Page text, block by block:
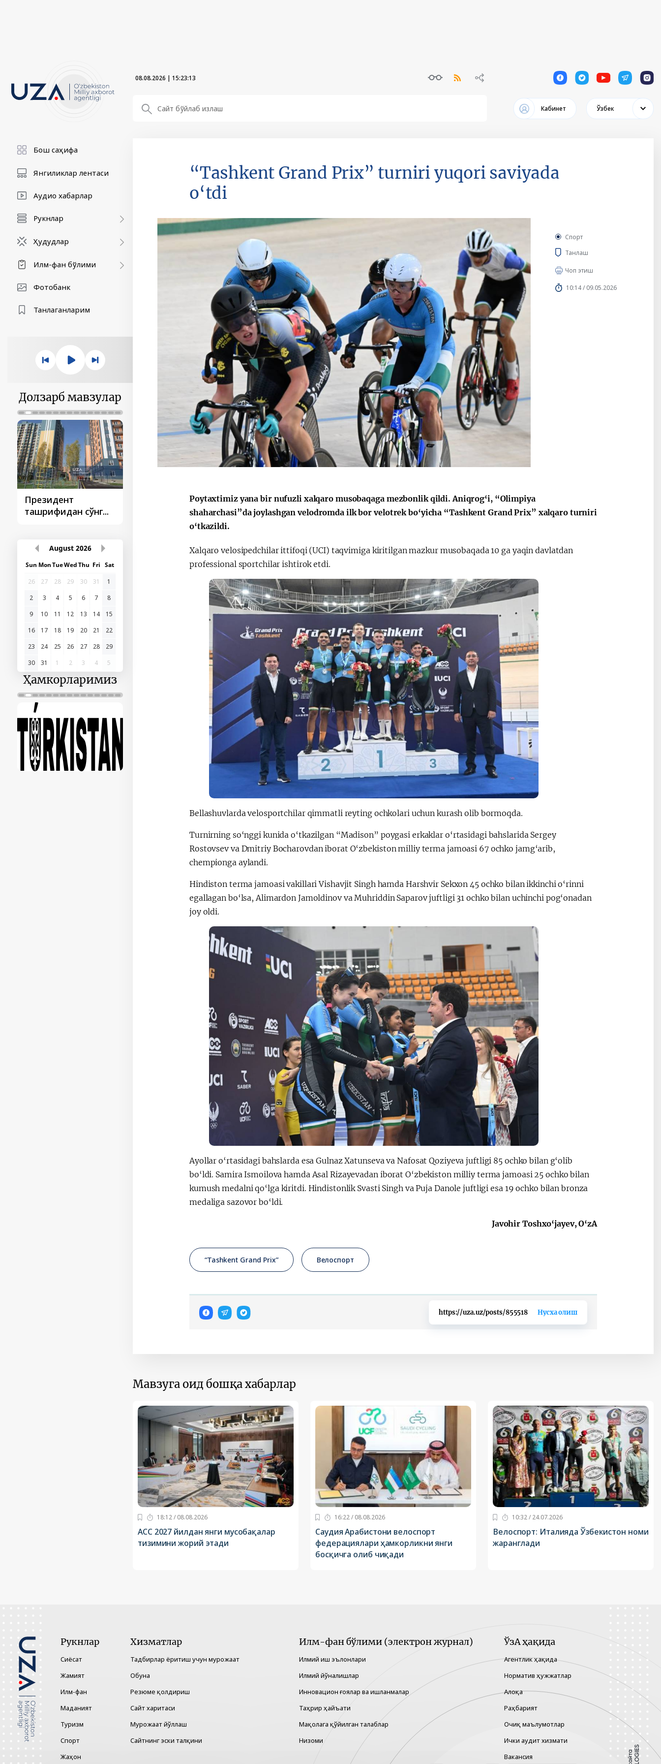
08.08.2026 | 15:23:15 1 1 1 1 1
Кабинет Ўзбек
Бош саҳифа
Янгиликлар лентаси
Аудио хабарлар
Рукнлар
Ҳудудлар
Илм-фан бўлими
Фотобанк
Танлаганларим
Долзарб мавзулар
Президент
ташрифидан сўнг...
ташрифлари
Қарор ва ижро
“Ўзбекистон – 2030”
стратегияси
Президент Шавкат
Мирзиёев
видеоселектор
йиғилишлари
August 2026
Sun MonTueWedThu Fri Sat
26
27 28 29 30 31
1
2
3 4 5 6 7
8
9
10 11 12 13 14
15
16
17 18 19 20 21
22
23
24 25 26 27 28
29
30
31 1 2 3 4 5
Ҳамкорларимиз
“Tashkent Grand Prix” turniri yuqori saviyada
o‘tdi
Спорт
Танлаш
Чоп этиш
10:14 / 09.05.2026
Poytaxtimiz yana bir nufuzli xalqaro musobaqaga mezbonlik qildi. Aniqrog‘i, “Olimpiya
shaharchasi”da joylashgan velodromda ilk bor velotrek bo‘yicha “Tashkent Grand Prix” xalqaro turniri
o‘tkazildi.
Xalqaro velosipedchilar ittifoqi (UCI) taqvimiga kiritilgan mazkur musobaqada 10 ga yaqin davlatdan
professional sportchilar ishtirok etdi.
Bellashuvlarda velosportchilar qimmatli reyting ochkolari uchun kurash olib bormoqda.
Turnirning so‘nggi kunida o‘tkazilgan “Madison” poygasi erkaklar o‘rtasidagi bahslarida Sergey
Rostovsev va Dmitriy Bocharovdan iborat O‘zbekiston milliy terma jamoasi 67 ochko jamg‘arib,
chempionga aylandi.
Hindiston terma jamoasi vakillari Vishavjit Singh hamda Harshvir Sekxon 45 ochko bilan ikkinchi o‘rinni
egallagan bo‘lsa, Alimardon Jamoldinov va Muhriddin Saparov juftligi 31 ochko bilan uchinchi pog‘onadan
joy oldi.
Ayollar o‘rtasidagi bahslarda esa Gulnaz Xatunseva va Nafosat Qoziyeva juftligi 85 ochko bilan g‘olib
bo‘ldi. Samira Ismoilova hamda Asal Rizayevadan iborat O‘zbekiston milliy terma jamoasi 25 ochko bilan
kumush medalni qo‘lga kiritdi. Hindistonlik Svasti Singh va Puja Danole juftligi esa 19 ochko bilan bronza
medaliga sazovor bo‘ldi.
Javohir Toshxo‘jayev, O‘zA
“Tashkent Grand Prix” Велоспорт
https://uza.uz/posts/855518 Нусха олиш
Мавзуга оид бошқа хабарлар
18:12 / 08.08.2026
ACC 2027 йилдан янги мусобақалар
тизимини жорий этади
16:22 / 08.08.2026
Саудия Арабистони велоспорт
федерациялари ҳамкорликни янги
босқичга олиб чиқади
10:32 / 24.07.2026
Велоспорт: Италияда Ўзбекистон номи
жаранглади
Рукнлар
Сиёсат
Жамият
Илм-фан
Маданият
Туризм
Спорт
Жаҳон
Хизматлар
Тадбирлар ёритиш учун мурожаат
Обуна
Резюме қолдириш
Сайт харитаси
Мурожаат йўллаш
Сайтнинг эски талқини
Илм-фан бўлими (электрон журнал)
Илмий иш эълонлари
Илмий йўналишлар
Инновацион ғоялар ва ишланмалар
Таҳрир ҳайъати
Мақолага қўйилган талаблар
Низоми
ЎзА ҳақида
Агентлик ҳақида
Норматив ҳужжатлар
Алоқа
Раҳбарият
Очиқ маълумотлар
Ички аудит хизмати
Вакансия